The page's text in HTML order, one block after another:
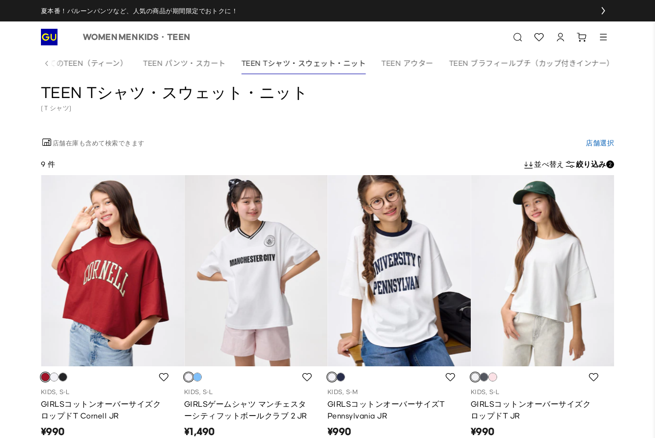
夏本番！バルーンパンツなど、人気の商品が期間限定でおトクに！
WOMEN MENKIDS・TEEN
すべてのTEEN（ティーン） TEEN パンツ・スカート TEEN Tシャツ・スウェット・ニット TEEN アウター TEEN ブラフィールプチ（カップ付きインナー）
TEEN Tシャツ・スウェット・ニット
(Ｔシャツ)
店舗在庫も含めて検索できます 店舗選択
9 件 並べ替え 絞り込み 2
KIDS, S-L
GIRLSコットンオーバーサイズク
ロップドT Cornell JR
¥990
KIDS, S-L
GIRLSゲームシャツ マンチェスタ
ーシティフットボールクラブ 2 JR
¥1,490
KIDS, S-M
GIRLSコットンオーバーサイズT
Pennsylvania JR
¥990
KIDS, S-L
GIRLSコットンオーバーサイズク
ロップドT JR
¥990